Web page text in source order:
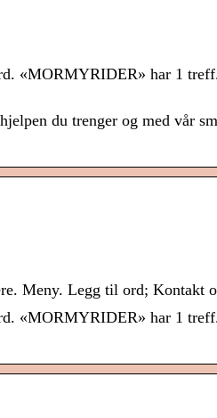
«MORMYRIDER» har 1
du trenger og med vår
Meny. Legg til ord; Kontakt
«MORMYRIDER» har 1